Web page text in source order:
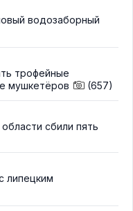
водозаборный
трофейные
мушкетёров
(657)
сбили пять
липецким